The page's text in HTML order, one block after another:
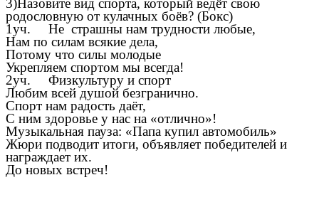
3)Назовите вид спорта, который ведёт свою
родословную от кулачных боёв? (Бокс)
1уч. Не страшны нам трудности любые,
Нам по силам всякие дела,
Потому что силы молодые
Укрепляем спортом мы всегда!
2уч. Физкультуру и спорт
Любим всей душой безгранично.
Спорт нам радость даёт,
С ним здоровье у нас на «отлично»!
Музыкальная пауза: «Папа купил автомобиль»
Жюри подводит итоги, объявляет победителей и
награждает их.
До новых встреч!